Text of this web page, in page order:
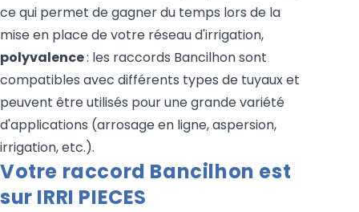
ce qui permet de gagner du temps lors de la
mise en place de votre réseau d'irrigation,
polyvalence: les raccords Bancilhon sont
compatibles avec différents types de tuyaux et
peuvent être utilisés pour une grande variété
d'applications (arrosage en ligne, aspersion,
irrigation, etc.).
Votre raccord Bancilhon est
sur IRRI PIECES